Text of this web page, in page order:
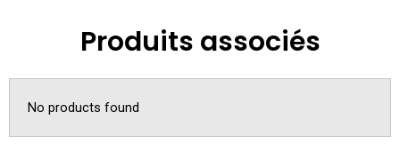
Produits associés
No products found